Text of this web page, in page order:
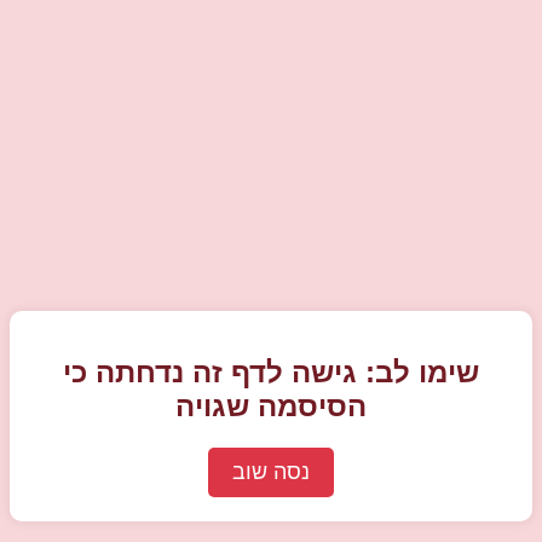
שימו לב: גישה לדף זה נדחתה כי
הסיסמה שגויה
נסה שוב